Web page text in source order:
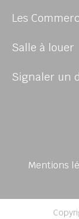
Les
Salle à louer
Signaler un
Mentions